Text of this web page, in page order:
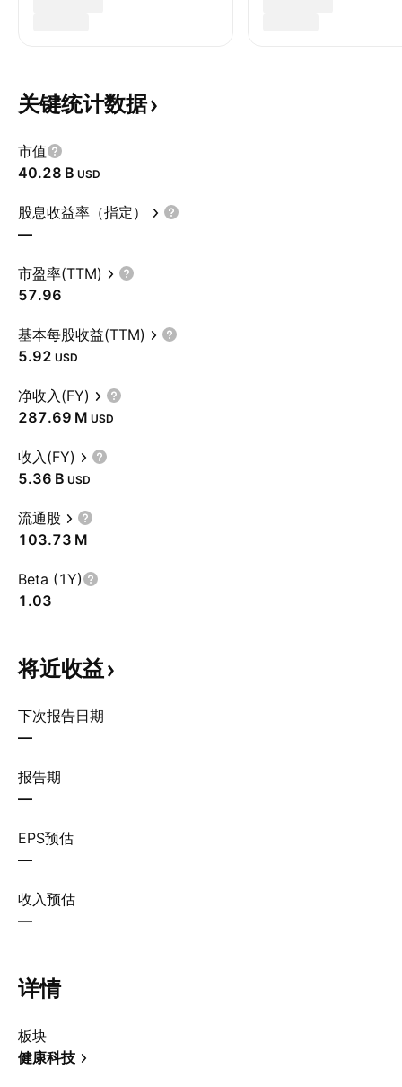
关键统计数据
市值
‪40.28 B‬ USD
股息收益率（指定）
—
市盈率(TTM)
57.96
基本每股收益(TTM)
5.92 USD
净收入(FY)
‪287.69 M‬ USD
收入(FY)
‪5.36 B‬ USD
流通股
‪103.73 M‬
Beta (1Y)
1.03
将近收益
下次报告日期
—
报告期
—
EPS预估
—
收入预估
—
详情
板块
健康科技